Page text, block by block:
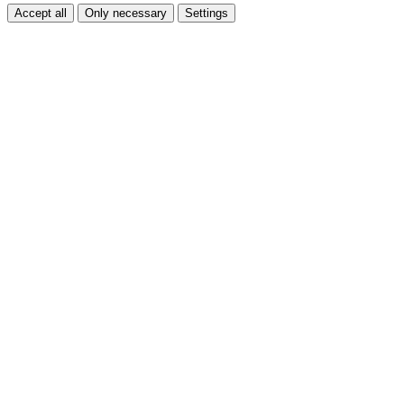
Accept all Only necessary Settings